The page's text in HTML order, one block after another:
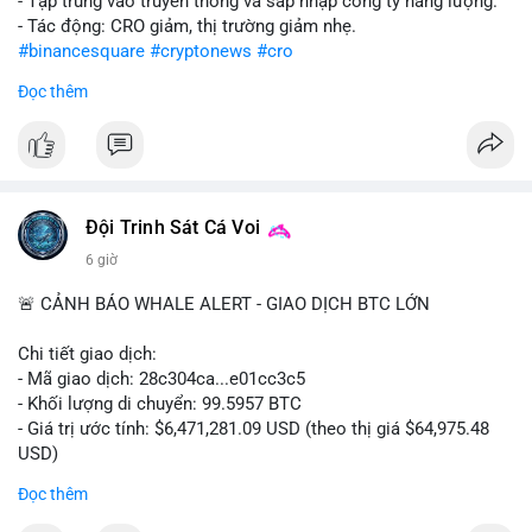
- Tác động: CRO giảm, thị trường giảm nhẹ.
#binancesquare #cryptonews #cro
$cro
#vlikevn #titanbot
Đọc thêm
Đội Trinh Sát Cá Voi
6 giờ
🚨 CẢNH BÁO WHALE ALERT - GIAO DỊCH BTC LỚN
Chi tiết giao dịch:
- Mã giao dịch: 28c304ca...e01cc3c5
- Khối lượng di chuyển: 99.5957 BTC
- Giá trị ước tính: $6,471,281.09 USD (theo thị giá $64,975.48
USD)
Đọc thêm